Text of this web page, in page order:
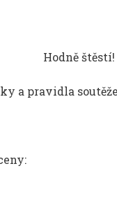
Hodně štěstí!
a pravidla